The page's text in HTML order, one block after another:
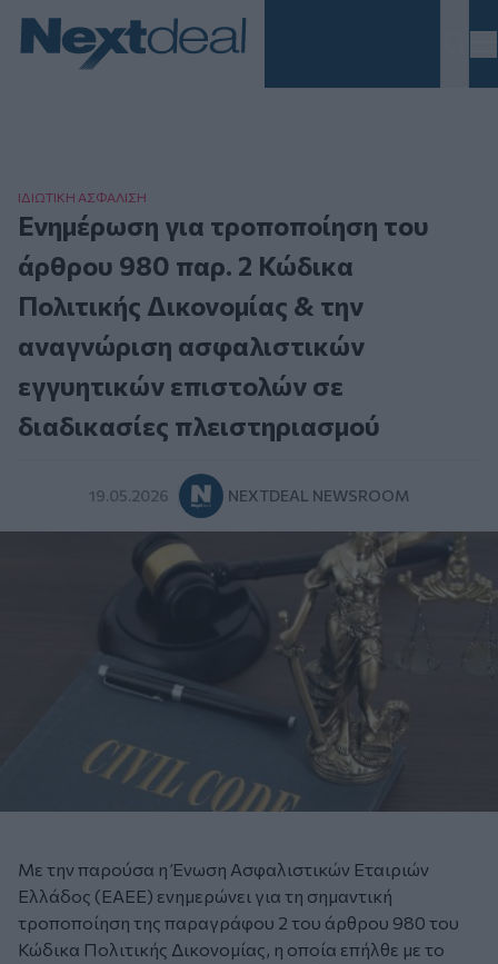
ΙΔΙΩΤΙΚΗ ΑΣΦAΛΙΣΗ
Ενημέρωση για τροποποίηση του
άρθρου 980 παρ. 2 Κώδικα
Πολιτικής Δικονομίας & την
αναγνώριση ασφαλιστικών
εγγυητικών επιστολών σε
διαδικασίες πλειστηριασμού
19.05.2026 NEXTDEAL NEWSROOM
Με την παρούσα η Ένωση Ασφαλιστικών Εταιριών
Ελλάδος (ΕΑΕΕ) ενημερώνει για τη σημαντική
τροποποίηση της παραγράφου 2 του άρθρου 980 του
Κώδικα Πολιτικής Δικονομίας, η οποία επήλθε με το